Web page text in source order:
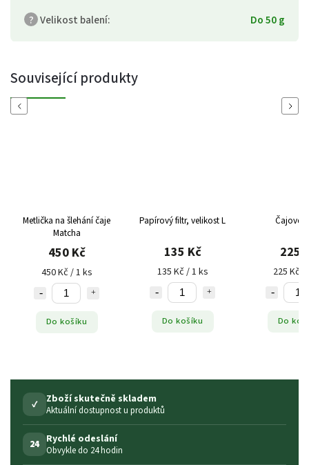
? Velikost balení: Do 50 g
Související produkty
Previous
Metlička na šlehání čaje
Matcha
450 Kč
450 Kč / 1 ks
Do košíku
Papírový filtr, velikost L
135 Kč
135 Kč / 1 ks
Do košíku
Čajové
225
225 Kč /
Do
Next
✓ Zboží skutečně skladem
Aktuální dostupnost u produktů
24 Rychlé odeslání
Obvykle do 24 hodin